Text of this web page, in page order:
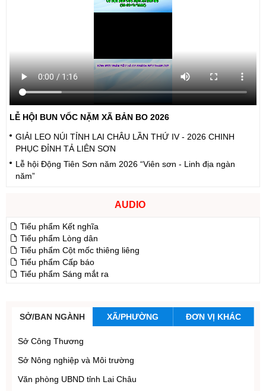
LỄ HỘI BUN VỐC NẶM XÃ BẢN BO 2026
GIẢI LEO NÚI TỈNH LAI CHÂU LẦN THỨ IV - 2026 CHINH
PHỤC ĐỈNH TẢ LIÊN SƠN
Lễ hội Động Tiên Sơn năm 2026 “Viên sơn - Linh địa ngàn
năm”
AUDIO
Tiểu phẩm Kết nghĩa
Tiểu phẩm Lòng dân
Tiểu phẩm Cột mốc thiêng liêng
Tiểu phẩm Cấp báo
Tiểu phẩm Sáng mắt ra
SỞ/BAN NGÀNH XÃ/PHƯỜNG ĐƠN VỊ KHÁC
Sở Công Thương
Sở Nông nghiệp và Môi trường
Văn phòng UBND tỉnh Lai Châu